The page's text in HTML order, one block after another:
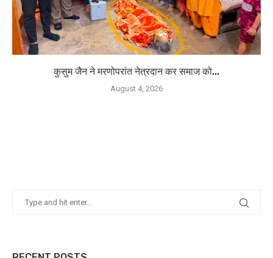
कुसुम जैन ने मरणोपरांत नेत्रदान कर समाज को...
August 4, 2026